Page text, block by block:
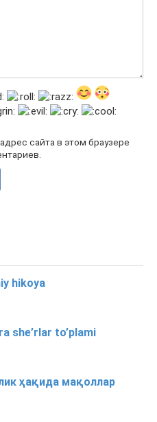
сайта в этом браузере
hikoya
she’rlar to’plami
ҳақида мақоллар